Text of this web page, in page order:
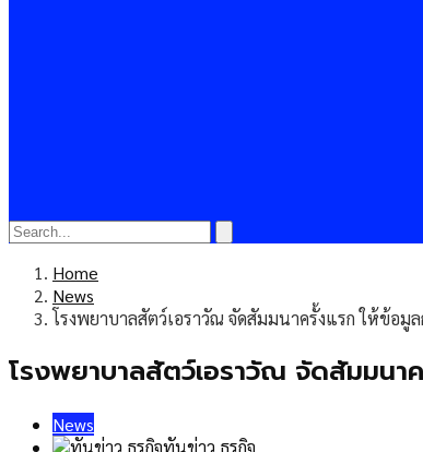
Home
News
โรงพยาบาลสัตว์เอราวัณ จัดสัมมนาครั้งแรก ให้ข้อมู
โรงพยาบาลสัตว์เอราวัณ จัดสัมมน
News
ทันข่าว ธุรกิจ